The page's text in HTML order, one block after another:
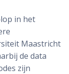
in het
Maastricht
de data
zijn